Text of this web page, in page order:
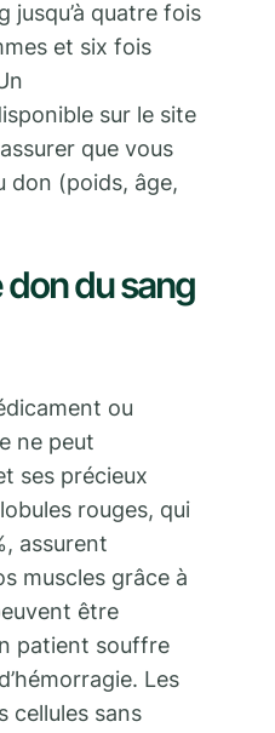
jusqu’à quatre fois
et six fois
sur le site
que vous
don (poids, âge,
du sang
ou
ne peut
ses précieux
rouges, qui
assurent
muscles grâce à
être
patient souffre
Les
cellules sans